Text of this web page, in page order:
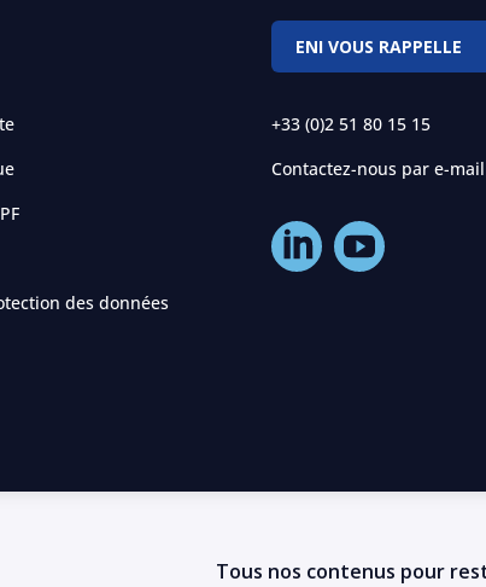
des données
ENI VOUS RAPPELLE
+33 (0)2 51 80 15 15
Contactez-nous par e-mail
Tous nos contenus pour